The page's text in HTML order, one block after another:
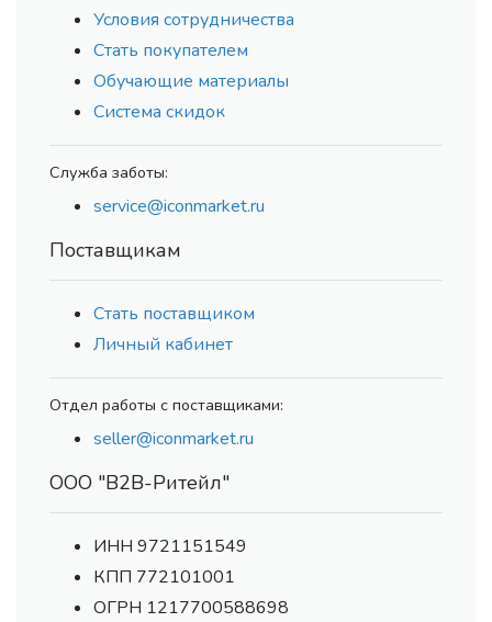
Условия сотрудничества
Стать покупателем
Обучающие материалы
Система скидок
Служба заботы:
service@iconmarket.ru
Поставщикам
Стать поставщиком
Личный кабинет
Отдел работы с поставщиками:
seller@iconmarket.ru
ООО "В2В-Ритейл"
ИНН 9721151549
КПП 772101001
ОГРН 1217700588698